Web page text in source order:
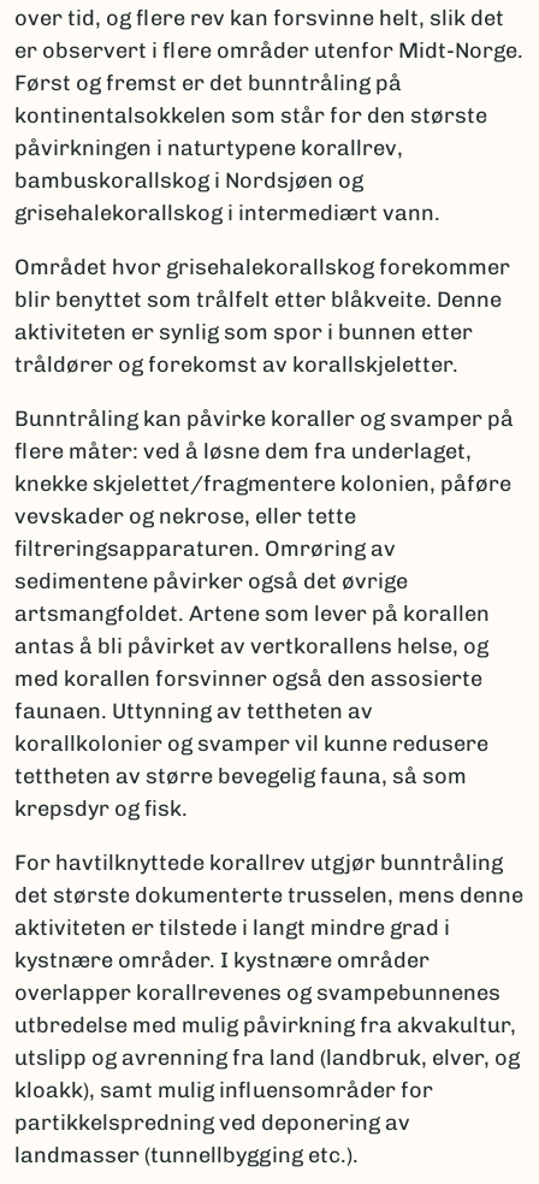
over tid, og flere rev kan forsvinne helt, slik det
er observert i flere områder utenfor Midt-Norge.
Først og fremst er det bunntråling på
kontinentalsokkelen som står for den største
påvirkningen i natur­typene korallrev,
bambuskorallskog i Nordsjøen og
grisehalekorallskog i intermediært vann.
Området hvor grisehalekorallskog forekommer
blir benyttet som trål­felt etter blåkveite. Denne
aktiviteten er synlig som spor i bunnen etter
tråldører og forekomst av korallskjeletter.
Bunntråling kan påvirke koraller og svamper på
flere måter: ved å løsne dem fra underlaget,
knekke skjelettet/fragmentere kolonien, påføre
vevskader og nekrose, eller tette
filtreringsapparaturen. Omrøring av
sedimentene påvirker også det øvrige
artsmangfoldet. Artene som lever på korallen
antas å bli påvirket av vertkorallens helse, og
med korallen forsvinner også den assosierte
faunaen. Uttynning av tettheten av
korallkolonier og svamper vil kunne redusere
tettheten av større bevegelig fauna, så som
krepsdyr og fisk.
For havtilknyttede korallrev utgjør bunntråling
det største dokumenterte trusselen, mens denne
aktiviteten er tilstede i langt mindre grad i
kystnære områder. I kystnære områder
overlapper korallrevenes og svampebunnenes
utbredelse med mulig påvirkning fra akvakultur,
utslipp og avrenning fra land (landbruk, elver, og
kloakk), samt mulig influensområder for
partikkelspredning ved deponering av
landmasser (tunnellbygging etc.).